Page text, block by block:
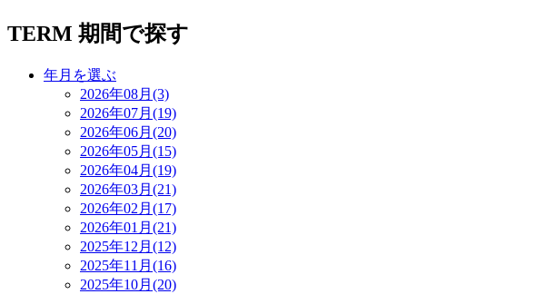
TERM 期間で探す
年月を選ぶ
2026年08月(3)
2026年07月(19)
2026年06月(20)
2026年05月(15)
2026年04月(19)
2026年03月(21)
2026年02月(17)
2026年01月(21)
2025年12月(12)
2025年11月(16)
2025年10月(20)